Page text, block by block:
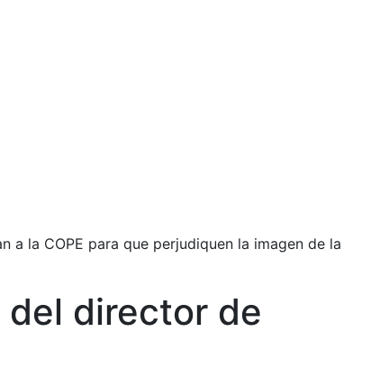
la COPE para que perjudiquen la imagen de la
del director de